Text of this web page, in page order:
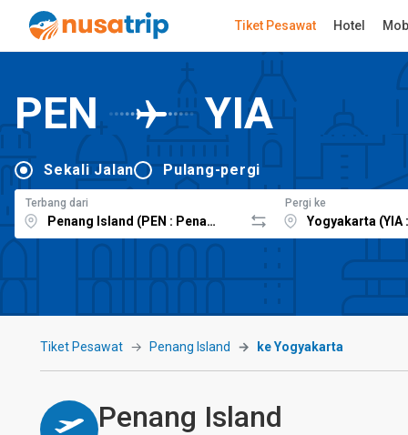
Tiket Pesawat Hotel
PEN YIA
Sekali Jalan Pulang-pergi
Terbang dari Pergi ke
Tiket Pesawat Penang Island ke Yogyakarta
Penang Island